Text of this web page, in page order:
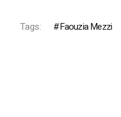
Tags: Faouzia Mezzi